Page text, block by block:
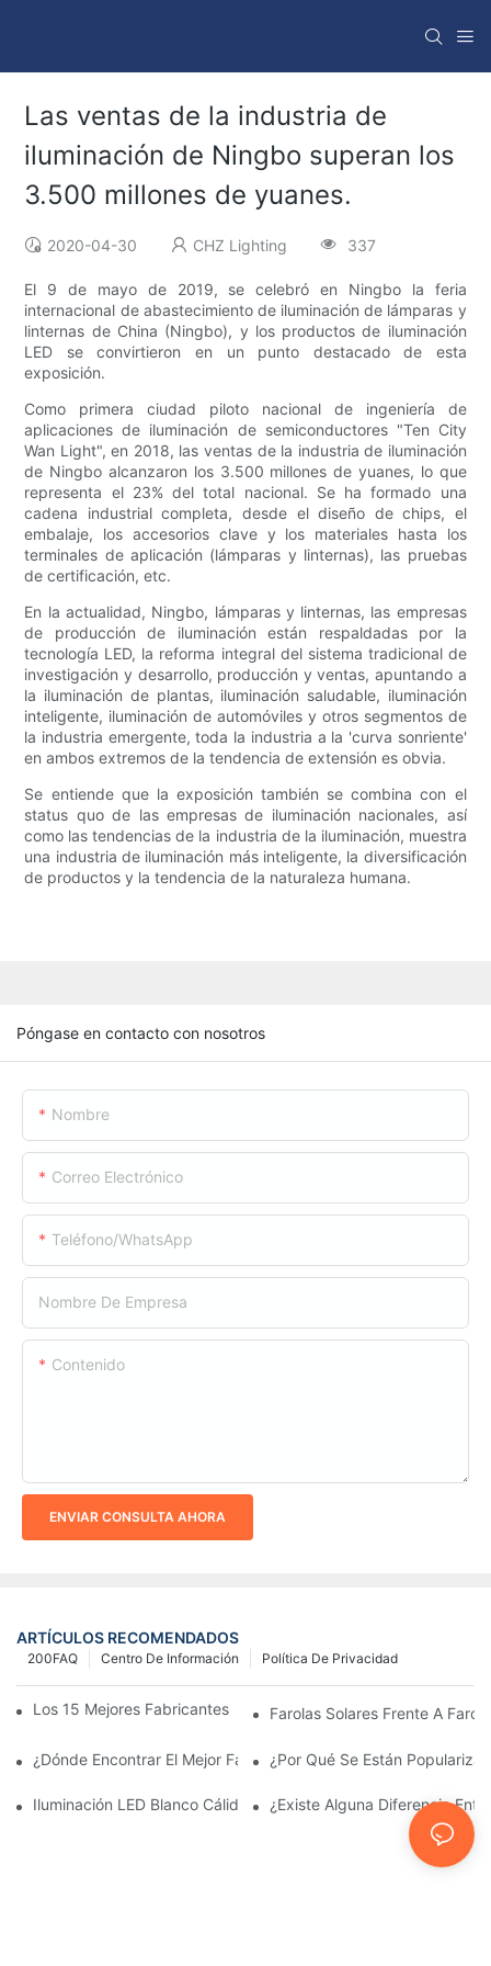
Las ventas de la industria de
iluminación de Ningbo superan los
3.500 millones de yuanes.
2020-04-30 CHZ Lighting 337
El 9 de mayo de 2019, se celebró en Ningbo la feria
internacional de abastecimiento de iluminación de lámparas y
linternas de China (Ningbo), y los productos de iluminación
LED se convirtieron en un punto destacado de esta
exposición.
Como primera ciudad piloto nacional de ingeniería de
aplicaciones de iluminación de semiconductores "Ten City
Wan Light", en 2018, las ventas de la industria de iluminación
de Ningbo alcanzaron los 3.500 millones de yuanes, lo que
representa el 23% del total nacional. Se ha formado una
cadena industrial completa, desde el diseño de chips, el
embalaje, los accesorios clave y los materiales hasta los
terminales de aplicación (lámparas y linternas), las pruebas
de certificación, etc.
En la actualidad, Ningbo, lámparas y linternas, las empresas
de producción de iluminación están respaldadas por la
tecnología LED, la reforma integral del sistema tradicional de
investigación y desarrollo, producción y ventas, apuntando a
la iluminación de plantas, iluminación saludable, iluminación
inteligente, iluminación de automóviles y otros segmentos de
la industria emergente, toda la industria a la 'curva sonriente'
en ambos extremos de la tendencia de extensión es obvia.
Se entiende que la exposición también se combina con el
status quo de las empresas de iluminación nacionales, así
como las tendencias de la industria de la iluminación, muestra
una industria de iluminación más inteligente, la diversificación
de productos y la tendencia de la naturaleza humana.
Póngase en contacto con nosotros
Nombre
Correo Electrónico
Teléfono/WhatsApp
Nombre De Empresa
Contenido
ENVIAR CONSULTA AHORA
ARTÍCULOS RECOMENDADOS
Política De Privacidad
Centro De Información
200FAQ
Los 15 Mejores Fabricantes De Farolas Solares Del Mundo
Farolas Solares Frente A
¿Dónde Encontrar El Mejor Fabricante De Farolas Solares?
¿Por Qué Se Están
Iluminación LED Blanco Cálido Vs. Blanco Suave
¿Existe Alguna Diferencia